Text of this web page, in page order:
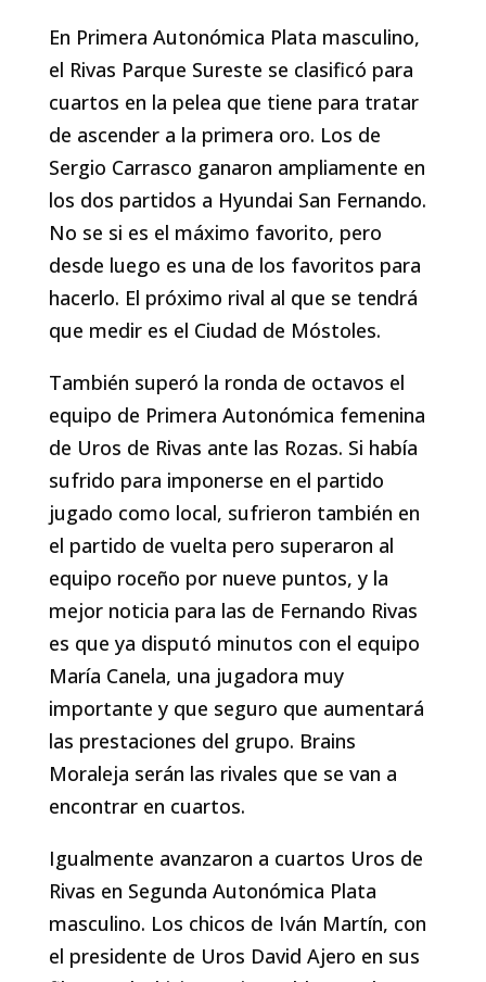
En Primera Autonómica Plata masculino,
el Rivas Parque Sureste se clasificó para
cuartos en la pelea que tiene para tratar
de ascender a la primera oro. Los de
Sergio Carrasco ganaron ampliamente en
los dos partidos a Hyundai San Fernando.
No se si es el máximo favorito, pero
desde luego es una de los favoritos para
hacerlo. El próximo rival al que se tendrá
que medir es el Ciudad de Móstoles.
También superó la ronda de octavos el
equipo de Primera Autonómica femenina
de Uros de Rivas ante las Rozas. Si había
sufrido para imponerse en el partido
jugado como local, sufrieron también en
el partido de vuelta pero superaron al
equipo roceño por nueve puntos, y la
mejor noticia para las de Fernando Rivas
es que ya disputó minutos con el equipo
María Canela, una jugadora muy
importante y que seguro que aumentará
las prestaciones del grupo. Brains
Moraleja serán las rivales que se van a
encontrar en cuartos.
Igualmente avanzaron a cuartos Uros de
Rivas en Segunda Autonómica Plata
masculino. Los chicos de Iván Martín, con
el presidente de Uros David Ajero en sus